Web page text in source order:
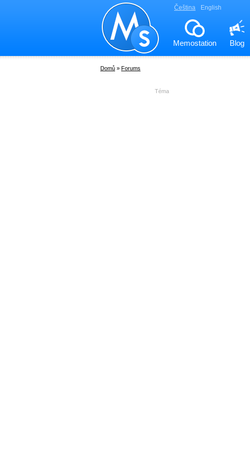
Čeština English
Memostation Blog
Domů » Forums
Téma